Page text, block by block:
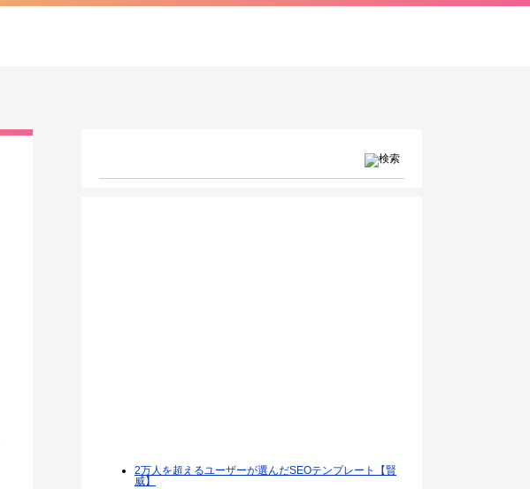
2万人を超えるユーザーが選んだSEOテンプレート【賢
威】